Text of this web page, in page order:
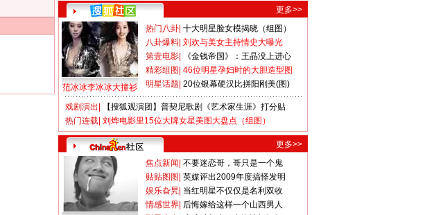
更多>>
范冰冰李冰冰大撞衫
热门八卦 十大明星脸女模揭晓（组图）
八卦爆料 刘欢与美女主持情史大曝光
第壹电影
《金钱帝国》：王晶没上进心
精彩组图 46位明星孕妇时的大胆造型图
明星话题 20位银幕硬汉比拼阳刚美(图)
戏剧演出
【搜狐观演团】普契尼歌剧《艺术家生涯》打分贴
热门连载 刘烨电影里15位大牌女星美图大盘点（组图）
更多>>
焦点新闻 不要迷恋哥，哥只是一个鬼
贴贴图图 英媒评出2009年度搞怪发明
娱乐旮旯 当红明星不仅仅是名利双收
情感世界 后悔嫁给这样一个山西男人